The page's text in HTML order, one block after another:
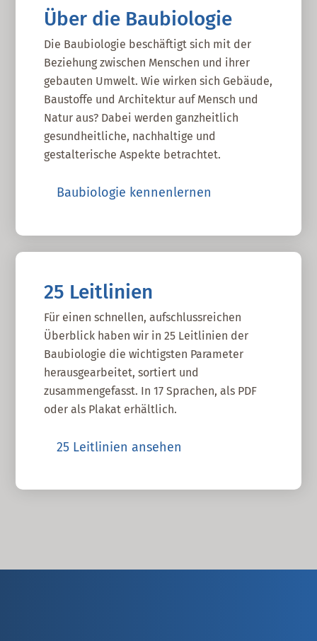
Über die Baubiologie
Die Baubiologie beschäftigt sich mit der
Beziehung zwischen Menschen und ihrer
gebauten Umwelt. Wie wirken sich Gebäude,
Baustoffe und Architektur auf Mensch und
Natur aus? Dabei werden ganzheitlich
gesundheitliche, nachhaltige und
gestalterische Aspekte betrachtet.
Baubiologie kennenlernen
25 Leitlinien
Für einen schnellen, aufschlussreichen
Überblick haben wir in 25 Leitlinien der
Baubiologie die wichtigsten Parameter
herausgearbeitet, sortiert und
zusammengefasst. In 17 Sprachen, als PDF
oder als Plakat erhältlich.
25 Leitlinien ansehen